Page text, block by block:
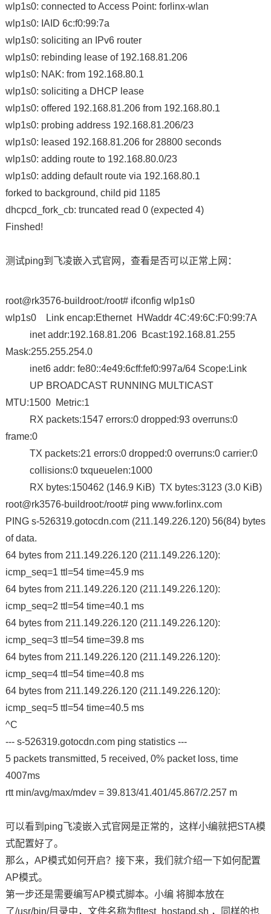
wlp1s0: connected to Access Point: forlinx-wlan
wlp1s0: IAID 6c:f0:99:7a
wlp1s0: soliciting an IPv6 router
wlp1s0: rebinding lease of 192.168.81.206
wlp1s0: NAK: from 192.168.80.1
wlp1s0: soliciting a DHCP lease
wlp1s0: offered 192.168.81.206 from 192.168.80.1
wlp1s0: probing address 192.168.81.206/23
wlp1s0: leased 192.168.81.206 for 28800 seconds
wlp1s0: adding route to 192.168.80.0/23
wlp1s0: adding default route via 192.168.80.1
forked to background, child pid 1185
dhcpcd_fork_cb: truncated read 0 (expected 4)
Finshed!
测试ping到飞凌嵌入式官网，查看是否可以正常上网：
root@rk3576-buildroot:/root# ifconfig wlp1s0
wlp1s0 Link encap:Ethernet HWaddr 4C:49:6C:F0:99:7A
inet addr:192.168.81.206 Bcast:192.168.81.255
Mask:255.255.254.0
inet6 addr: fe80::4e49:6cff:fef0:997a/64 Scope:Link
UP BROADCAST RUNNING MULTICAST
MTU:1500 Metric:1
RX packets:1547 errors:0 dropped:93 overruns:0
frame:0
TX packets:21 errors:0 dropped:0 overruns:0 carrier:0
collisions:0 txqueuelen:1000
RX bytes:150462 (146.9 KiB) TX bytes:3123 (3.0 KiB)
root@rk3576-buildroot:/root# ping www.forlinx.com
PING s-526319.gotocdn.com (211.149.226.120) 56(84) bytes
of data.
64 bytes from 211.149.226.120 (211.149.226.120):
icmp_seq=1 ttl=54 time=45.9 ms
64 bytes from 211.149.226.120 (211.149.226.120):
icmp_seq=2 ttl=54 time=40.1 ms
64 bytes from 211.149.226.120 (211.149.226.120):
icmp_seq=3 ttl=54 time=39.8 ms
64 bytes from 211.149.226.120 (211.149.226.120):
icmp_seq=4 ttl=54 time=40.8 ms
64 bytes from 211.149.226.120 (211.149.226.120):
icmp_seq=5 ttl=54 time=40.5 ms
^C
--- s-526319.gotocdn.com ping statistics ---
5 packets transmitted, 5 received, 0% packet loss, time
4007ms
rtt min/avg/max/mdev = 39.813/41.401/45.867/2.257 m
可以看到ping飞凌嵌入式官网是正常的，这样小编就把STA模
式配置好了。
那么，AP模式如何开启？接下来，我们就介绍一下如何配置
AP模式。
第一步还是需要编写AP模式脚本。小编 将脚本放在
了/usr/bin/目录中，文件名称为fltest_hostapd.sh ，同样的也